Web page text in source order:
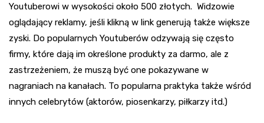
Youtuberowi w wysokości około 500 złotych. Widzowie
oglądający reklamy, jeśli klikną w link generują także większe
zyski. Do popularnych Youtuberów odzywają się często
firmy, które dają im określone produkty za darmo, ale z
zastrzeżeniem, że muszą być one pokazywane w
nagraniach na kanałach. To popularna praktyka także wśród
innych celebrytów (aktorów, piosenkarzy, piłkarzy itd.)